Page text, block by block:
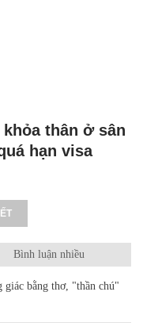
thân ở sân
hạn visa
Bình luận nhiều
giác bằng thơ, "thần chú"